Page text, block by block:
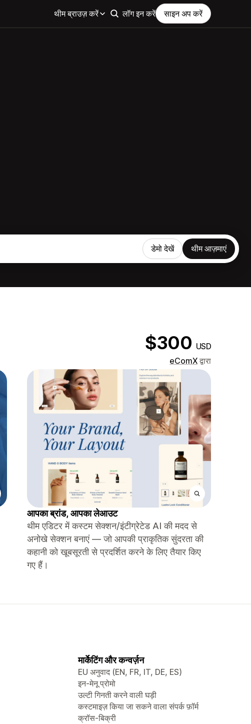
थीम ब्राउज़ करें लॉग इन करें साइन अप करें
डेमो देखें थीम आज़माएं
$300 USD
eComX द्वारा
आपका ब्रांड, आपका लेआउट
थीम एडिटर में कस्टम सेक्शन/इंटीग्रेटेड AI की मदद से
अनोखे सेक्शन बनाएं — जो आपकी प्राकृतिक सुंदरता की
कहानी को खूबसूरती से प्रदर्शित करने के लिए तैयार किए
गए हैं।
मार्केटिंग और कन्वर्ज़न
EU अनुवाद (EN, FR, IT, DE, ES)
इन-मेनू प्रोमो
उल्टी गिनती करने वाली घड़ी
कस्टमाइज़ किया जा सकने वाला संपर्क फ़ॉर्म
क्रॉस-बिक्री